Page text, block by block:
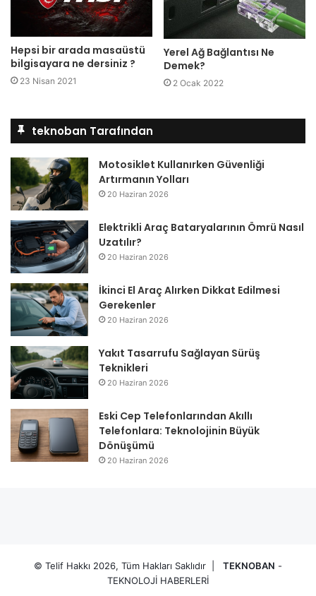
Hepsi bir arada masaüstü
bilgisayara ne dersiniz ?
23 Nisan 2021
Yerel Ağ Bağlantısı Ne
Demek?
2 Ocak 2022
teknoban Tarafından
Motosiklet Kullanırken Güvenliği
Artırmanın Yolları
20 Haziran 2026
Elektrikli Araç Bataryalarının Ömrü Nasıl
Uzatılır?
20 Haziran 2026
İkinci El Araç Alırken Dikkat Edilmesi
Gerekenler
20 Haziran 2026
Yakıt Tasarrufu Sağlayan Sürüş
Teknikleri
20 Haziran 2026
Eski Cep Telefonlarından Akıllı
Telefonlara: Teknolojinin Büyük
Dönüşümü
20 Haziran 2026
© Telif Hakkı 2026, Tüm Hakları Saklıdır | TEKNOBAN -
TEKNOLOJİ HABERLERİ